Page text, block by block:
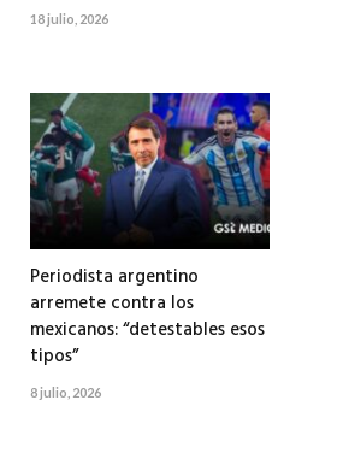
18 julio, 2026
Periodista argentino
arremete contra los
mexicanos: “detestables esos
tipos”
8 julio, 2026